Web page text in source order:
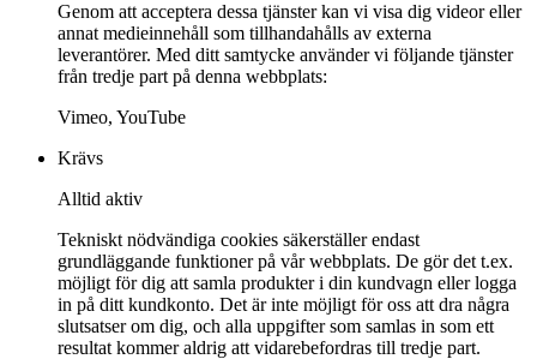
Genom att acceptera dessa tjänster kan vi visa dig videor eller
annat medieinnehåll som tillhandahålls av externa
leverantörer. Med ditt samtycke använder vi följande tjänster
från tredje part på denna webbplats:
Vimeo, YouTube
Krävs
Alltid aktiv
Tekniskt nödvändiga cookies säkerställer endast
grundläggande funktioner på vår webbplats. De gör det t.ex.
möjligt för dig att samla produkter i din kundvagn eller logga
in på ditt kundkonto. Det är inte möjligt för oss att dra några
slutsatser om dig, och alla uppgifter som samlas in som ett
resultat kommer aldrig att vidarebefordras till tredje part.